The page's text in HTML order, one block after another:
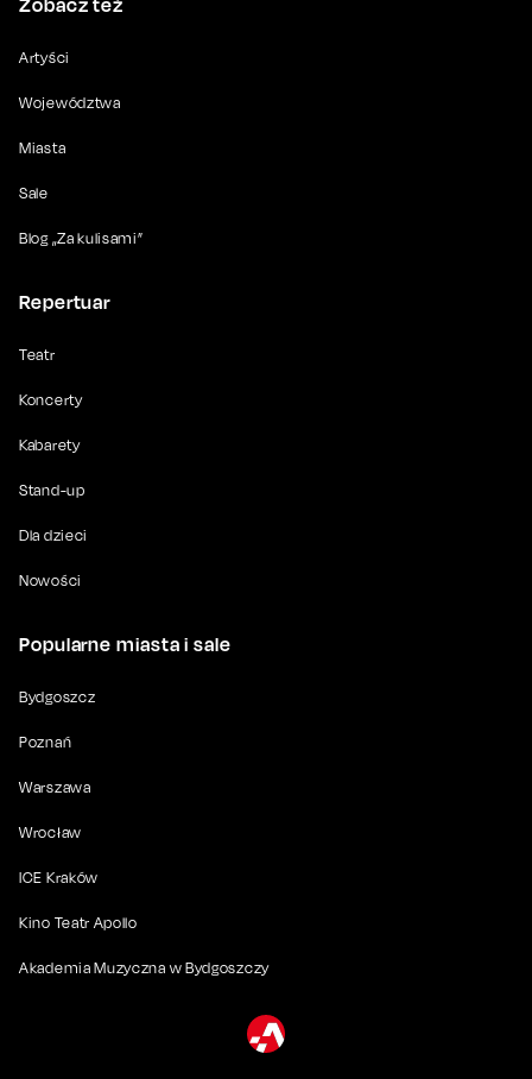
Artyści
Województwa
Miasta
Sale
Blog „Za kulisami”
Repertuar
Teatr
Koncerty
Kabarety
Stand-up
Dla dzieci
Nowości
Popularne miasta i sale
Bydgoszcz
Poznań
Warszawa
Wrocław
ICE Kraków
Kino Teatr Apollo
Akademia Muzyczna w Bydgoszczy